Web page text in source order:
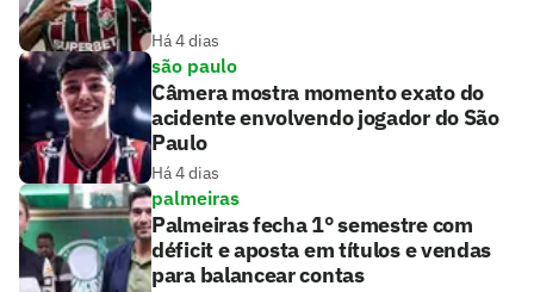
Há 4 dias
são paulo
Câmera mostra momento exato do
acidente envolvendo jogador do São
Paulo
Há 4 dias
palmeiras
Palmeiras fecha 1° semestre com
déficit e aposta em títulos e vendas
para balancear contas